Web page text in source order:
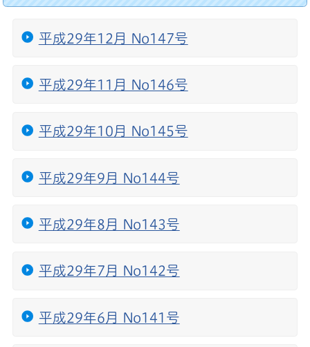
平成29年12月 No147号
平成29年11月 No146号
平成29年10月 No145号
平成29年9月 No144号
平成29年8月 No143号
平成29年7月 No142号
平成29年6月 No141号